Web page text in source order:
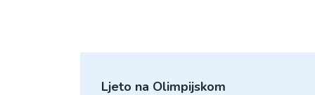
Ljeto na Olimpijskom